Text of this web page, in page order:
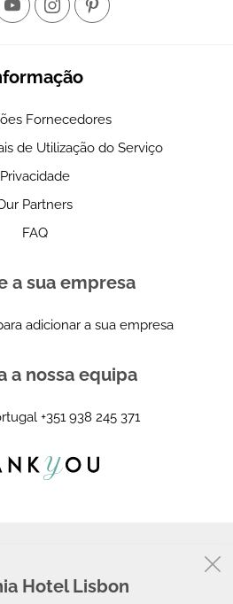
Hotel Lisbon
Fornecedores
de Utilização do Serviço
Privacidade
Partners
FAQ
a sua empresa
adicionar a sua empresa
a nossa equipa
+351 938 245 371
- 2026, Zankyou